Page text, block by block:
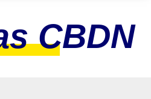
CBDN